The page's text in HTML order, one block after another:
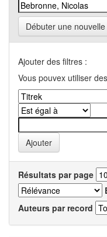
Débuter une
Ajouter des filtres :
Vous pouvex utiliser
Résultats par page
Auteurs par record